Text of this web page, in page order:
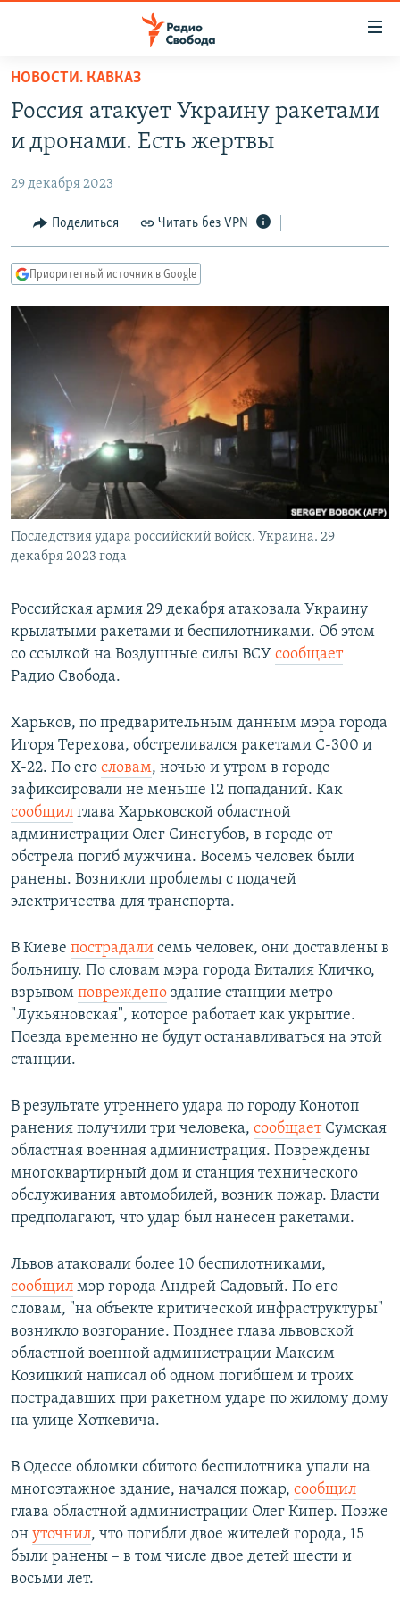
упрощенного
доступа
основному
Вернутся
главной
навигации
Вернутся
АВТОРСКИЕ ПРОЕКТЫ
ЦИТАТЫ СВОБОДЫ
МНЕНИЯ
IDEL.РЕАЛИИ
КАВКАЗ.РЕАЛИИ
СИБИРЬ.РЕАЛИИ
РАСПИСАНИЕ ВЕЩАНИЯ
ПОДПИШИТЕСЬ НА РАССЫЛКУ
СОЦИАЛЬНЫЕ СЕТИ
Все сайты РСЕ/РС
НОВОСТИ. КАВКАЗ
Россия атакует Украину ракетами
и дронами. Есть жертвы
29 декабря 2023
Поделиться Читать без VPN
Приоритетный источник в Google
Последствия удара российский войск. Украина. 29
декабря 2023 года
Российская армия 29 декабря атаковала Украину
крылатыми ракетами и беспилотниками. Об этом
со ссылкой на Воздушные силы ВСУ сообщает
Радио Свобода.
Харьков, по предварительным данным мэра города
Игоря Терехова, обстреливался ракетами С-300 и
Х-22. По его словам, ночью и утром в городе
зафиксировали не меньше 12 попаданий. Как
сообщил глава Харьковской областной
администрации Олег Синегубов, в городе от
обстрела погиб мужчина. Восемь человек были
ранены. Возникли проблемы с подачей
электричества для транспорта.
В Киеве пострадали семь человек, они доставлены в
больницу. По словам мэра города Виталия Кличко,
взрывом повреждено здание станции метро
"Лукьяновская", которое работает как укрытие.
Поезда временно не будут останавливаться на этой
станции.
В результате утреннего удара по городу Конотоп
ранения получили три человека, сообщаетСумская
областная военная администрация. Повреждены
многоквартирный дом и станция технического
обслуживания автомобилей, возник пожар. Власти
предполагают, что удар был нанесен ракетами.
Львов атаковали более 10 беспилотниками,
сообщил мэр города Андрей Садовый. По его
словам, "на объекте критической инфраструктуры"
возникло возгорание. Позднее глава львовской
областной военной администрации Максим
Козицкий написал об одном погибшем и троих
пострадавших при ракетном ударе по жилому дому
на улице Хоткевича.
В Одессе обломки сбитого беспилотника упали на
многоэтажное здание, начался пожар, сообщил
глава областной администрации Олег Кипер. Позже
он уточнил, что погибли двое жителей города, 15
были ранены – в том числе двое детей шести и
восьми лет.